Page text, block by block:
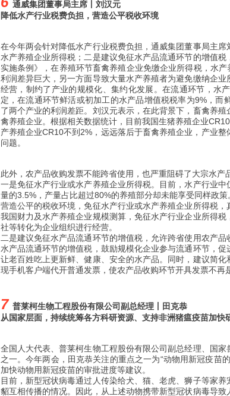
通威集团董事局主席丨刘汉元
降低水产行业税费负担，营造公平税收环境
在今年两会针对降低水产行业税费负担，通威集团董事局主
水产养殖企业所得税；二是建议免征水产品流通环节的增值
实施条例》，在养殖环节畜禽养殖企业免缴企业所得税，水
利润差异巨大，另一方面导致大量水产养殖者为避免缴纳企
经营，制约了产业的规模化、集约化发展。在流通环节，水
定，在流通环节鲜活或初加工的水产品增值税税率为9%，
了两个产业的利润差距。 刘汉元表示，在此背景下，畜禽养
禽养殖企业。根据相关数据统计，目前我国生猪养殖企业
产养殖企业CR10不到2%，远远落后于畜禽养殖企业，产业
问题。
此外，农产品收购发票不能跨省使用，也严重阻碍了大宗水产
一是免征水产行业或水产养殖企业所得税。目前，水产行业
量的3.5%，产量占比超过80%的养殖部分却未能享受同样政
营造公平的税收环境，免征水产行业或水产养殖企业所得税
我国财力及水产养殖企业规模测算，免征水产行业企业所得
社等转化为企业组织进行经营。
二是建议免征水产品流通环节的增值税，允许跨省使用农产
水产品流通环节的增值税，鼓励规模化企业参与流通环节，
让老百姓吃上更新鲜、健康、安全的水产品。同时，建议简
现手机客户端代开普通发票，使农产品收购环节开具发票不再
7 普莱柯生物工程股份有限公司副总经理丨
田克恭
从国家层面，持续统筹各方科研资源、支持非洲猪瘟疫苗加快
全国人大代表、普莱柯生物工程股份有限公司副总经理、国
之一。今年两会，田克恭关注的重点之一为“动物用新冠疫苗
加快动物用新冠疫苗的审批进度等建议。
目前，新型冠状病毒通过人传染给犬、猫、老虎、狮子等家
貂互相传播的情况。因此，从上述动物携带新型冠状病毒导